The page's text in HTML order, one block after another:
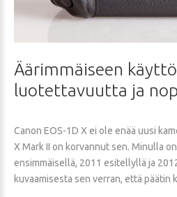
Äärimmäiseen
luotettavuutta ja
Canon EOS-1D X ei ole enää uusi
X Mark II on korvannut sen. Minulla
ensimmäisellä, 2011 esitellyllä ja
kuvaamisesta sen verran, että päätin